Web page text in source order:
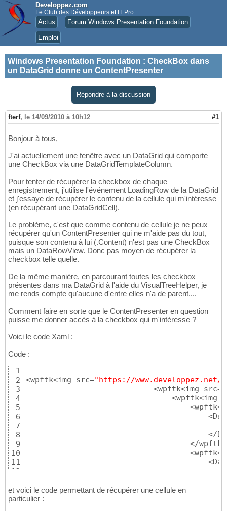
Developpez.com
Le Club des Développeurs et IT Pro
Actus
Forum Windows Presentation Foundation
Emploi
Windows Presentation Foundation : CheckBox dans
un DataGrid donne un ContentPresenter
Répondre à la discussion
fterf, le 14/09/2010 à 10h12 #1
Bonjour à tous,
J'ai actuellement une fenêtre avec un DataGrid qui comporte
une CheckBox via une DataGridTemplateColumn.
Pour tenter de récupérer la checkbox de chaque
enregistrement, j'utilise l'événement LoadingRow de la DataGrid
et j'essaye de récupérer le contenu de la cellule qui m'intéresse
(en récupérant une DataGridCell).
Le problème, c'est que comme contenu de cellule je ne peux
récupérer qu'un ContentPresenter qui ne m'aide pas du tout,
puisque son contenu à lui (.Content) n'est pas une CheckBox
mais un DataRowView. Donc pas moyen de récupérer la
checkbox telle quelle.
De la même manière, en parcourant toutes les checkbox
présentes dans ma DataGrid à l'aide du VisualTreeHelper, je
me rends compte qu'aucune d'entre elles n'a de parent....
Comment faire en sorte que le ContentPresenter en question
puisse me donner accès à la checkbox qui m'intéresse ?
Voici le code Xaml :
Code :
1
2
3
4
5
6
7
8
9
10
11
12
14
15
<wpftk<img src="https://
                            <wpftk<img src=
<wpftk<img
</
</
</wpftk<img
et voici le code permettant de récupérer une cellule en
particulier :